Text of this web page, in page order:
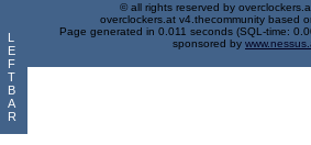
L
E
F
T
B
A
R
© all rights reserved by
overclockers.at v4.thecommunity based
Page generated in 0.011 seconds (SQL-time:
sponsored by